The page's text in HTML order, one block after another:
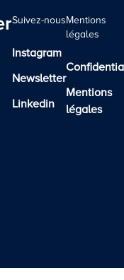
Suivez-nous
Instagram
Newsletter
Linkedin
Mentions
légales
Mentions
légales